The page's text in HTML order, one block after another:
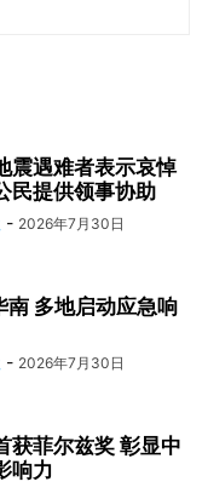
震遇难者表示哀悼
民提供领事协助
- 2026年7月30日
南 多地启动应急响
- 2026年7月30日
获菲尔兹奖 彰显中
响力